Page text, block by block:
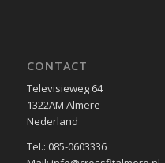
CONTACT
Televisieweg 64
1322AM Almere
Nederland
Tel.: 085-0603336